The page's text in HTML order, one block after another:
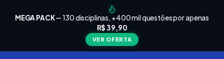
MEGA PACK— 130 disciplinas, +400 mil questões por apenas
R$ 39,90
VER OFERTA
Seu